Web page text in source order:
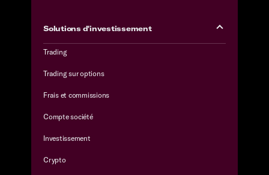
Solutions d'investissement
Trading
Trading sur options
Frais et commissions
Compte société
Investissement
Crypto